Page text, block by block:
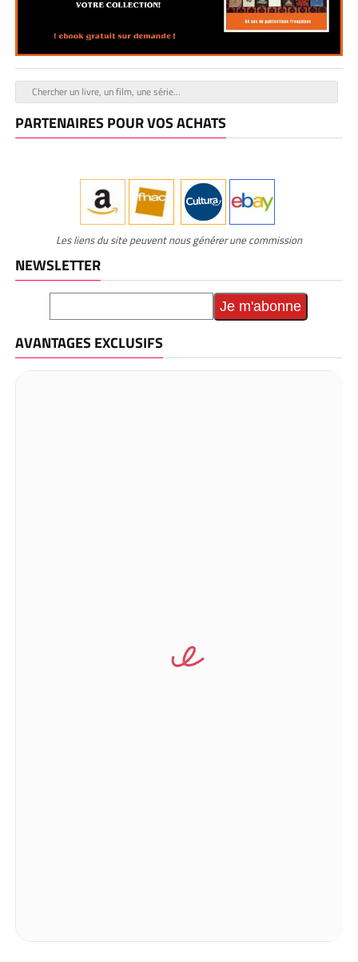
PARTENAIRES POUR VOS ACHATS
Les liens du site peuvent nous générer une commission
NEWSLETTER
AVANTAGES EXCLUSIFS